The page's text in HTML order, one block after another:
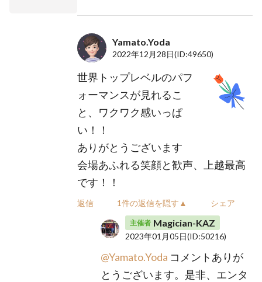
Yamato.Yoda
2022年12月28日(ID:49650)
世界トップレベルのパフ
ォーマンスが見れるこ
と、ワクワク感いっぱ
い！！
ありがとうございます
会場あふれる笑顔と歓声、上越最高
です！！
返信 1件の返信を隠す▲ シェア
主催者 Magician-KAZ
2023年01月05日(ID:50216)
@Yamato.Yoda コメントありが
とうございます。是非、エンタ